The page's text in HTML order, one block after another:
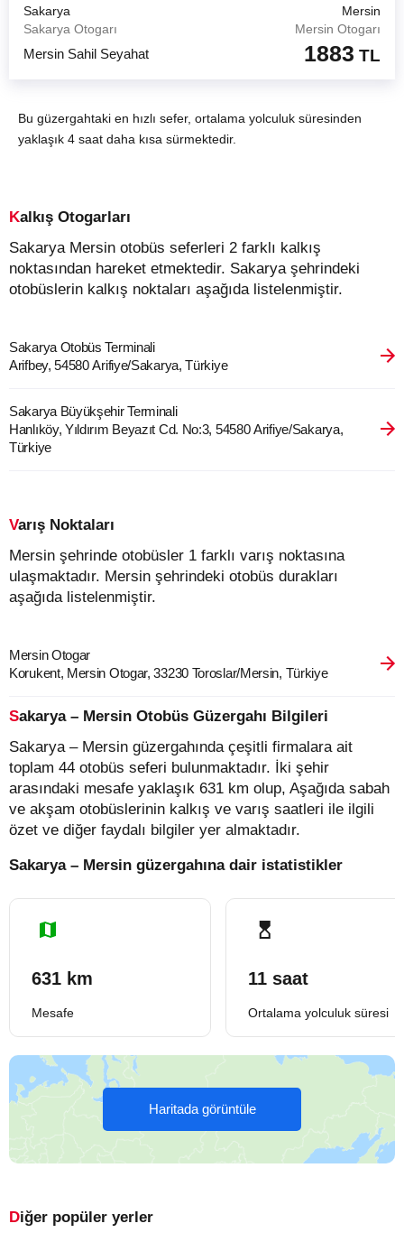
Sakarya
Mersin
Sakarya Otogarı
Mersin Otogarı
Mersin Sahil Seyahat 1883 TL
Bu güzergahtaki en hızlı sefer, ortalama yolculuk süresinden
yaklaşık 4 saat daha kısa sürmektedir.
Kalkış Otogarları
Sakarya Mersin otobüs seferleri 2 farklı kalkış
noktasından hareket etmektedir. Sakarya şehrindeki
otobüslerin kalkış noktaları aşağıda listelenmiştir.
Sakarya Otobüs Terminali
Arifbey, 54580 Arifiye/Sakarya, Türkiye
Sakarya Büyükşehir Terminali
Hanlıköy, Yıldırım Beyazıt Cd. No:3, 54580 Arifiye/Sakarya,
Türkiye
Varış Noktaları
Mersin şehrinde otobüsler 1 farklı varış noktasına
ulaşmaktadır. Mersin şehrindeki otobüs durakları
aşağıda listelenmiştir.
Mersin Otogar
Korukent, Mersin Otogar, 33230 Toroslar/Mersin, Türkiye
Sakarya – Mersin Otobüs Güzergahı Bilgileri
Sakarya – Mersin güzergahında çeşitli firmalara ait
toplam 44 otobüs seferi bulunmaktadır. İki şehir
arasındaki mesafe yaklaşık 631 km olup, Aşağıda sabah
ve akşam otobüslerinin kalkış ve varış saatleri ile ilgili
özet ve diğer faydalı bilgiler yer almaktadır.
Sakarya – Mersin güzergahına dair istatistikler
631 km
Mesafe
11 saat
Ortalama yolculuk süresi
Haritada görüntüle
Diğer popüler yerler